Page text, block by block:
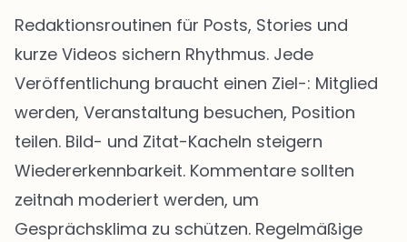
Redaktionsroutinen für Posts, Stories und
kurze Videos sichern Rhythmus. Jede
Veröffentlichung braucht einen Ziel-: Mitglied
werden, Veranstaltung besuchen, Position
teilen. Bild- und Zitat-Kacheln steigern
Wiedererkennbarkeit. Kommentare sollten
zeitnah moderiert werden, um
Gesprächsklima zu schützen. Regelmäßige